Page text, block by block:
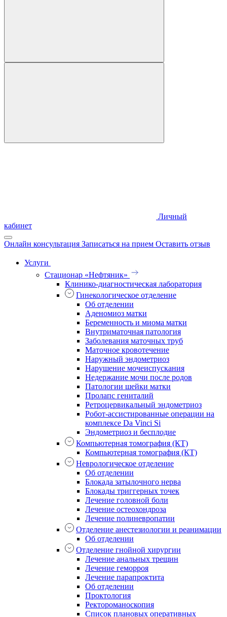
Личный
кабинет
Онлайн консультация Записаться на прием Оставить отзыв
Услуги
Стационар «Нефтяник»
Клинико-диагностическая лаборатория
Гинекологическое отделение
Об отделении
Аденомиоз матки
Беременность и миома матки
Внутриматочная патология
Заболевания маточных труб
Маточное кровотечение
Наружный эндометриоз
Нарушение мочеиспускания
Недержание мочи после родов
Патологии шейки матки
Пролапс гениталий
Ретроцервикальный эндометриоз
Робот-ассистированные операции на
комплексе Da Vinci Si
Эндометриоз и бесплодие
Компьютерная томография (КТ)
Компьютерная томография (КТ)
Неврологическое отделение
Об отделении
Блокада затылочного нерва
Блокады триггерных точек
Лечение головной боли
Лечение остеохондроза
Лечение полиневропатии
Отделение анестезиологии и реанимации
Об отделении
Отделение гнойной хирургии
Лечение анальных трещин
Лечение геморроя
Лечение парапроктита
Об отделении
Проктология
Ректороманоскопия
Список плановых оперативных